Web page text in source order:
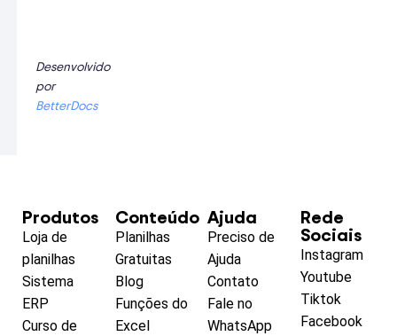
Desenvolvido
por
BetterDocs
Produtos
Loja de
planilhas
Sistema
ERP
Curso de
Conteúdo
Planilhas
Gratuitas
Blog
Funções do
Excel
Ajuda
Preciso de
Ajuda
Contato
Fale no
WhatsApp
Rede
Sociais
Instagram
Youtube
Tiktok
Facebook